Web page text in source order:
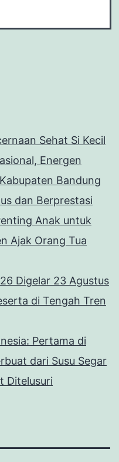
Sehat Si Kecil
Energen
Bandung
dan Berprestasi
Anak untuk
Ajak Orang Tua
Digelar 23 Agustus
di Tengah Tren
Pertama di
dari Susu Segar
Ditelusuri